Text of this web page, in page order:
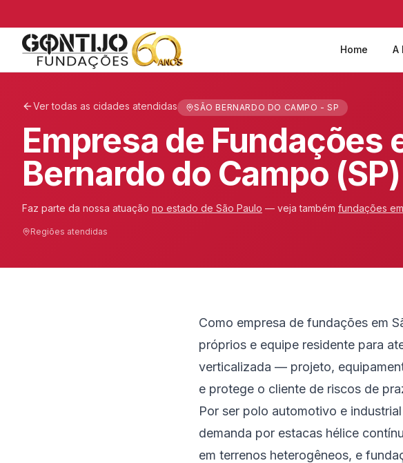
Home A
Ver todas as cidades atendidas SÃO BERNARDO DO CAMPO - SP
Empresa de Fundações
Bernardo do Campo (SP)
Faz parte da nossa atuação no estado de São Paulo — veja também fundações em
Regiões atendidas
Como empresa de fundações em
próprios e equipe residente para
verticalizada — projeto,
e protege o cliente de riscos de
Por ser polo automotivo e
demanda por estacas hélice
em terrenos heterogêneos, e